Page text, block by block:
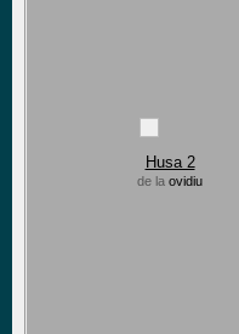
Husa 2
de la ovidiu